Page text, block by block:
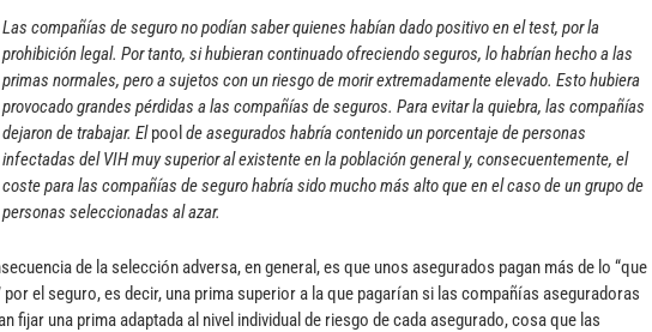
Las compañías de seguro no podían saber quienes habían dado positivo en el test, por la
prohibición legal. Por tanto, si hubieran continuado ofreciendo seguros, lo habrían hecho a las
primas normales, pero a sujetos con un riesgo de morir extremadamente elevado. Esto hubiera
provocado grandes pérdidas a las compañías de seguros. Para evitar la quiebra, las compañías
dejaron de trabajar. Elpool de asegurados habría contenido un porcentaje de personas
infectadas del VIH muy superior al existente en la población general y, consecuentemente, el
coste para las compañías de seguro habría sido mucho más alto que en el caso de un grupo de
personas seleccionadas al azar.
de la selección adversa, en general, es que unos asegurados pagan más de lo “que
por el seguro, es decir, una prima superior a la que pagarían si las compañías aseguradoras
fijar una prima adaptada al nivel individual de riesgo de cada asegurado, cosa que las